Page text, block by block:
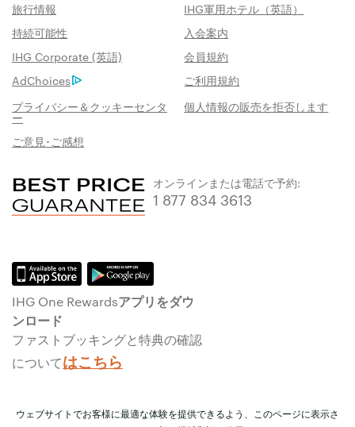
旅行情報
IHG軍用ホテル（英語）
持続可能性
入会案内
IHG Corporate (英語)
会員規約
AdChoices
ご利用規約
プライバシー＆クッキーセンタ
ー
個人情報の販売を拒否します
ご意見･ご感想
オンラインまたは電話で予約:
1 877 834 3613
IHG One Rewardsアプリをダウ
ンロード
ファストブッキングと特典の確認
についてはこちら
ウェブサイトでお客様に最適な体験を提供できるよう、このページに表示さ